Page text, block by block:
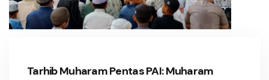
Tarhib Muharam Pentas PAI: Muharam